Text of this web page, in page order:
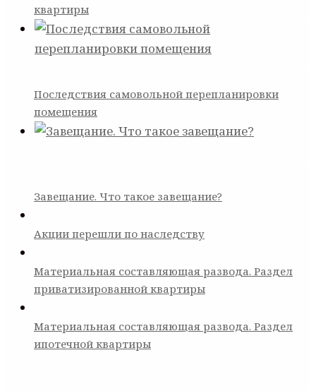
квартиры
Последствия самовольной перепланировки
помещения
Завещание. Что такое завещание?
Акции перешли по наследству
Материальная составляющая развода. Раздел
приватизированной квартиры
Материальная составляющая развода. Раздел
ипотечной квартиры